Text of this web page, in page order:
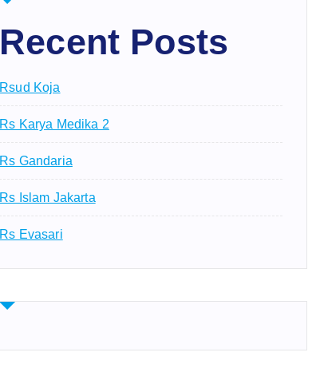
Recent Posts
Rsud Koja
Rs Karya Medika 2
Rs Gandaria
Rs Islam Jakarta
Rs Evasari